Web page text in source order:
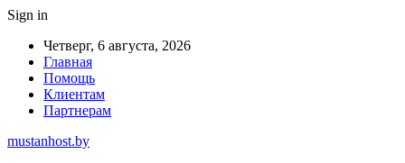
Sign in
Четверг, 6 августа, 2026
Главная
Помощь
Клиентам
Партнерам
mustanhost.by